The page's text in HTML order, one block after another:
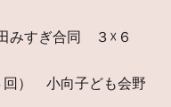
田みすぎ合同 ３☓６
） 小向子ども会野